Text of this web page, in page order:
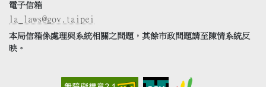
電子信箱
la_laws@gov.taipei
本局信箱係處理與系統相關之問題，其餘市政問題請至陳情系統反
映。